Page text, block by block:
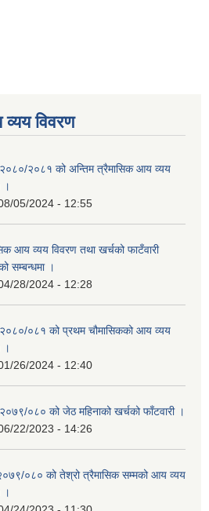
विवरण
२०८१ को अन्तिम त्रैमासिक आय व्यय
।
05/2024 - 12:55
आय व्यय विवरण तथा खर्चको फाटँवारी
सम्बन्धमा ।
28/2024 - 12:28
०८१ को प्रथम चौमासिकको आय व्यय
।
26/2024 - 12:40
०८० को जेठ महिनाको खर्चको फाँटवारी ।
22/2023 - 14:26
०८० को तेश्रो त्रैमासिक सम्मको आय व्यय
।